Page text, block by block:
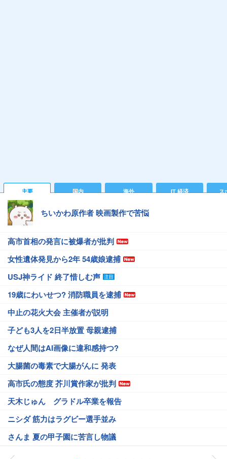
主要 国内 海外 IT 経済 ス
ちいかわ原作者 映画製作で苦悩
高市首相の発言に被爆者が批判
女性遺体発見から2年 54歳娘逮捕
USJ神ライド 終了惜しむ声
19歳にわいせつ? 消防職員を逮捕
中止の花火大会 主催者が説明
子ども3人を2日半放置 母親逮捕
なぜ人間はAI画像に違和感持つ?
大腸菌の毒素で大腸がんに 発表
高市氏の態度 芥川賞作家が批判
天木じゅん グラドル卒業を報告
ニシダ 筋力はラグビー選手並み
さんま 夏の甲子園に苦言し物議